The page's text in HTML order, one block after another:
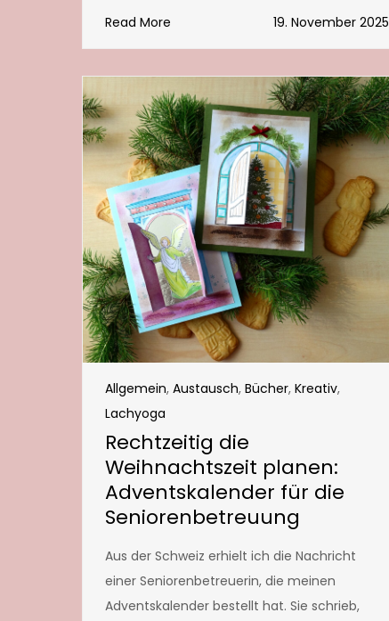
Read More 19. November 2025
Allgemein, Austausch, Bücher, Kreativ,
Lachyoga
Rechtzeitig die
Weihnachtszeit planen:
Adventskalender für die
Seniorenbetreuung
Aus der Schweiz erhielt ich die Nachricht
einer Seniorenbetreuerin, die meinen
Adventskalender bestellt hat. Sie schrieb,